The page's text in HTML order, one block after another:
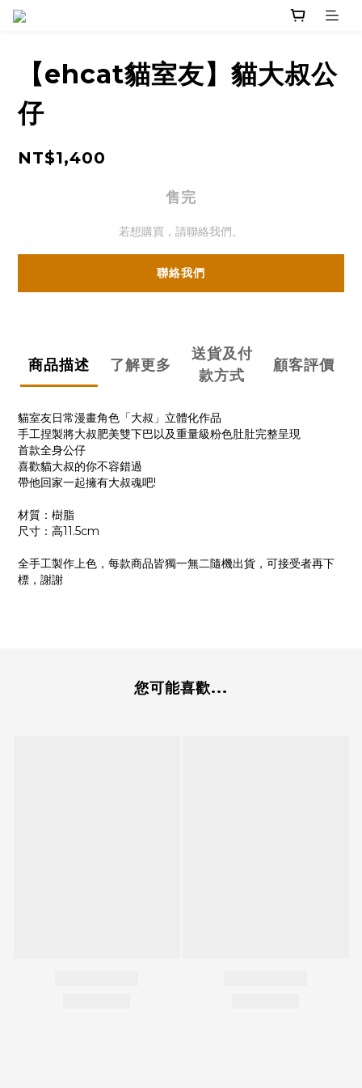
【ehcat貓室友】貓大叔公
仔
NT$1,400
售完
若想購買，請聯絡我們。
聯絡我們
商品描述 了解更多
送貨及付
款方式
顧客評價
貓室友日常漫畫角色「大叔」立體化作品
手工捏製將大叔肥美雙下巴以及重量級粉色肚肚完整呈現
首款全身公仔
喜歡貓大叔的你不容錯過
帶他回家一起擁有大叔魂吧!
材質：樹脂
尺寸：高11.5cm
全手工製作上色，每款商品皆獨一無二隨機出貨，可接受者再下
標，謝謝
您可能喜歡...